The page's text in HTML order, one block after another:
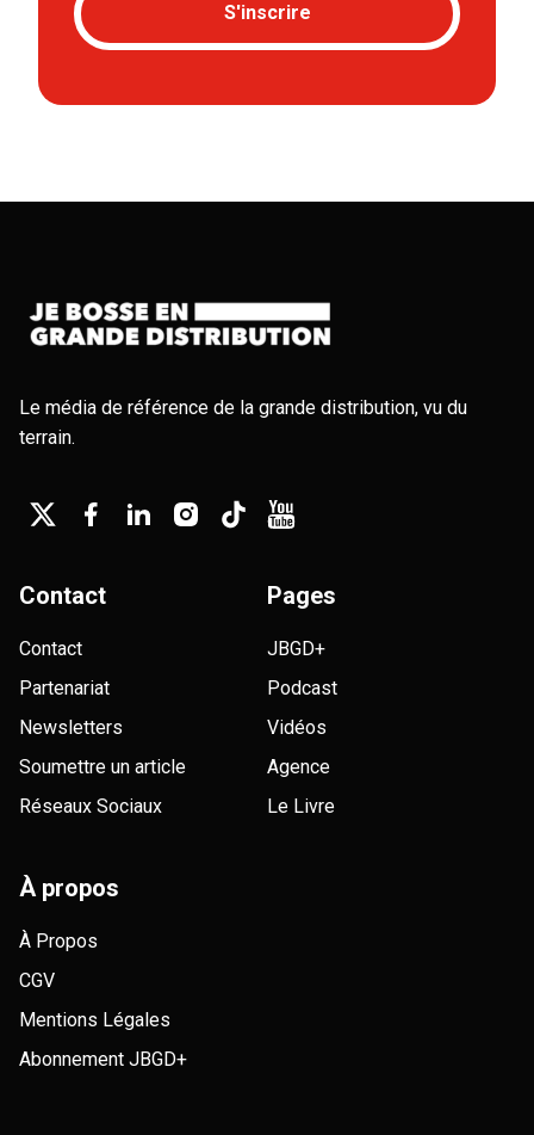
S'inscrire
Le média de référence de la grande distribution, vu du
terrain.
Contact
Contact
Partenariat
Newsletters
Soumettre un article
Réseaux Sociaux
Pages
JBGD+
Podcast
Vidéos
Agence
Le Livre
À propos
À Propos
CGV
Mentions Légales
Abonnement JBGD+